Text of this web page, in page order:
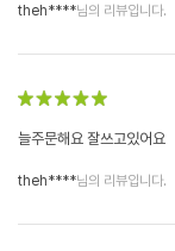
theh****님의 리뷰입니다.
늘주문해요 잘쓰고있어요
theh****님의 리뷰입니다.